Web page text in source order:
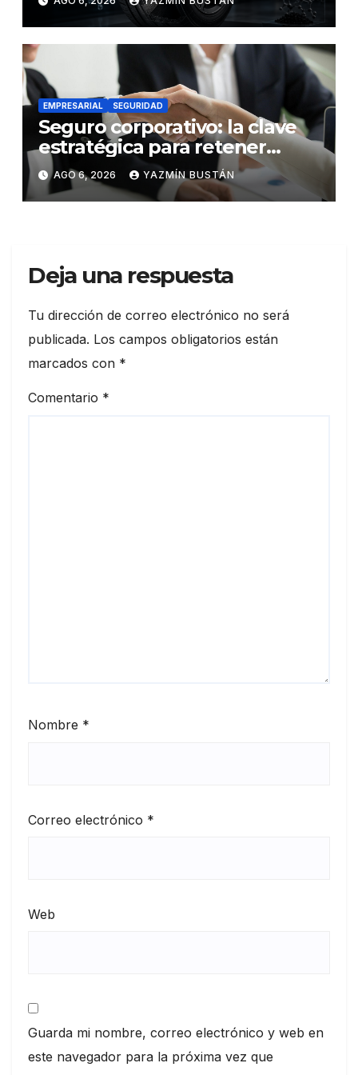
futuro de la movilidad
EMPRESARIAL SEGURIDAD
Seguro corporativo: la clave
estratégica para retener
talento en Ecuador
AGO 6, 2026 YAZMÍN BUSTÁN
Deja una respuesta
Tu dirección de correo electrónico no será
publicada. Los campos obligatorios están
marcados con *
Comentario *
Nombre *
Correo electrónico *
Web
Guarda mi nombre, correo electrónico y web en
este navegador para la próxima vez que